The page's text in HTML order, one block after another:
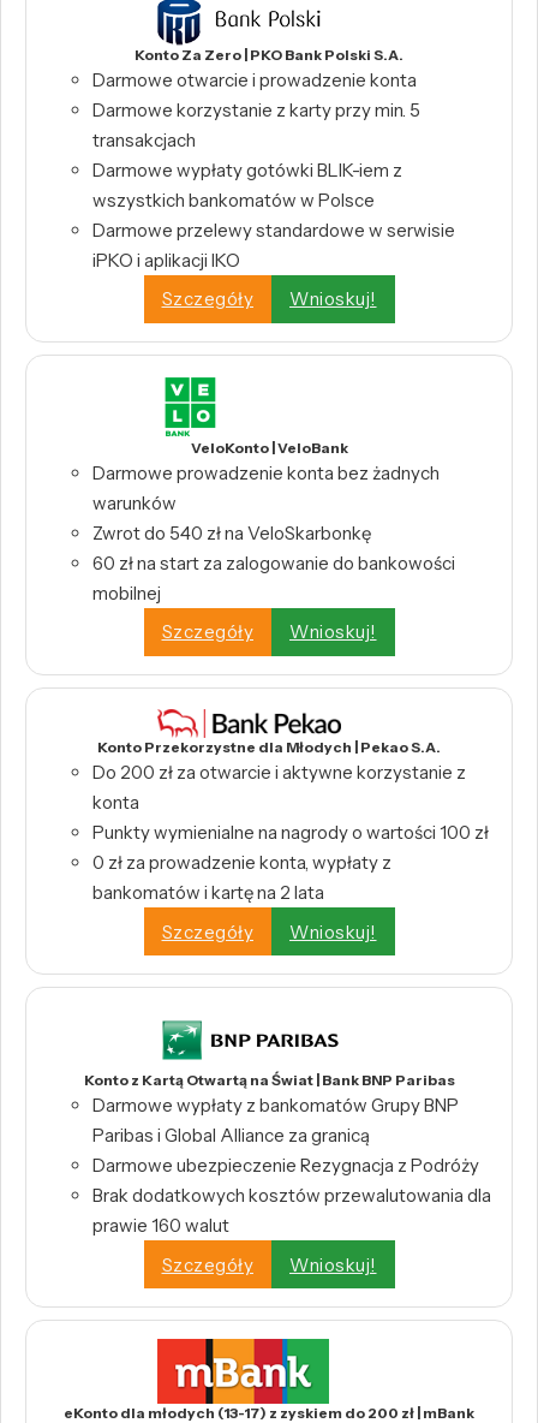
Konto Za Zero | PKO Bank Polski S.A.
Darmowe otwarcie i prowadzenie konta
Darmowe korzystanie z karty przy min. 5
transakcjach
Darmowe wypłaty gotówki BLIK-iem z
wszystkich bankomatów w Polsce
Darmowe przelewy standardowe w serwisie
iPKO i aplikacji IKO
Szczegóły
Wnioskuj!
VeloKonto | VeloBank
Darmowe prowadzenie konta bez żadnych
warunków
Zwrot do 540 zł na VeloSkarbonkę
60 zł na start za zalogowanie do bankowości
mobilnej
Szczegóły
Wnioskuj!
Konto Przekorzystne dla Młodych | Pekao S.A.
Do 200 zł za otwarcie i aktywne korzystanie z
konta
Punkty wymienialne na nagrody o wartości 100 zł
0 zł za prowadzenie konta, wypłaty z
bankomatów i kartę na 2 lata
Szczegóły
Wnioskuj!
Konto z Kartą Otwartą na Świat | Bank BNP Paribas
Darmowe wypłaty z bankomatów Grupy BNP
Paribas i Global Alliance za granicą
Darmowe ubezpieczenie Rezygnacja z Podróży
Brak dodatkowych kosztów przewalutowania dla
prawie 160 walut
Szczegóły
Wnioskuj!
eKonto dla młodych (13-17) z zyskiem do 200 zł | mBank